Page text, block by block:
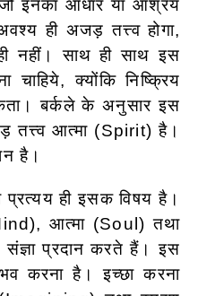
इनका आधार या आश्रय
ही अजड़ तत्त्व होगा,
नहीं। साथ ही साथ इस
क्योंकि निष्क्रिय
बर्कले के अनुसार इस
तत्त्व आत्मा (Spirit) है।
है।
प्रत्यय ही इसक विषय है।
आत्मा (Soul) तथा
प्रदान करते हैं। इस
करना है। इच्छा करना